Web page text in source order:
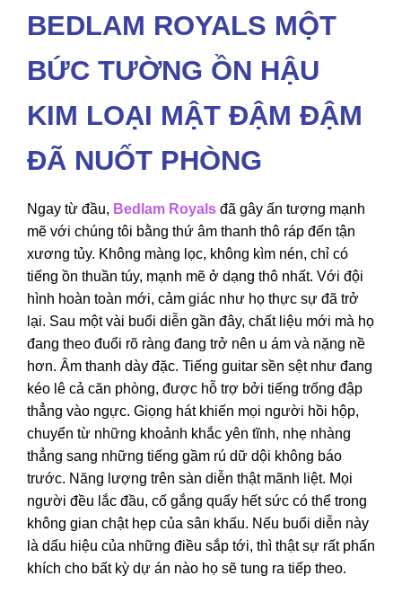
BEDLAM ROYALS MỘT
BỨC TƯỜNG ỒN HẬU
KIM LOẠI MẬT ĐẬM ĐẬM
ĐÃ NUỐT PHÒNG
Ngay từ đầu, Bedlam Royals đã gây ấn tượng mạnh
mẽ với chúng tôi bằng thứ âm thanh thô ráp đến tận
xương tủy. Không màng lọc, không kìm nén, chỉ có
tiếng ồn thuần túy, mạnh mẽ ở dạng thô nhất. Với đội
hình hoàn toàn mới, cảm giác như họ thực sự đã trở
lại. Sau một vài buổi diễn gần đây, chất liệu mới mà họ
đang theo đuổi rõ ràng đang trở nên u ám và nặng nề
hơn. Âm thanh dày đặc. Tiếng guitar sền sệt như đang
kéo lê cả căn phòng, được hỗ trợ bởi tiếng trống đập
thẳng vào ngực. Giọng hát khiến mọi người hồi hộp,
chuyển từ những khoảnh khắc yên tĩnh, nhẹ nhàng
thẳng sang những tiếng gầm rú dữ dội không báo
trước. Năng lượng trên sàn diễn thật mãnh liệt. Mọi
người đều lắc đầu, cố gắng quẩy hết sức có thể trong
không gian chật hẹp của sân khấu. Nếu buổi diễn này
là dấu hiệu của những điều sắp tới, thì thật sự rất phấn
khích cho bất kỳ dự án nào họ sẽ tung ra tiếp theo.